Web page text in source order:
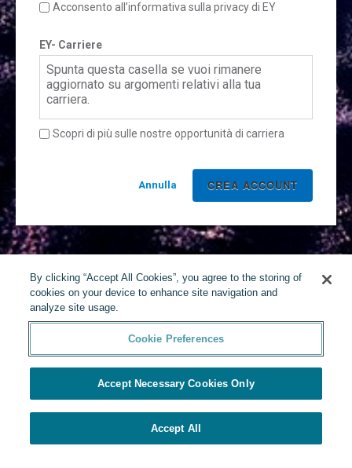
Acconsento all’informativa sulla privacy di EY
EY- Carriere
Spunta questa casella se vuoi rimanere
aggiornato su argomenti relativi alla tua
carriera.
Scopri di più sulle nostre opportunità di carriera
Annulla
By clicking “Accept All Cookies”, you agree to the storing of
cookies on your device to enhance site navigation and
analyze site usage.
Cookie Preferences
Accept Necessary Cookies Only
Accept All